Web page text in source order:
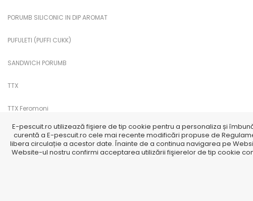
PORUMB SILICONIC IN DIP AROMAT
PUFULETI (PUFFI CUKK)
SANDWICH PORUMB
TTX
TTX Feromoni
E-pescuit.ro utilizează fişiere de tip cookie pentru a personaliza și
curentă a E-pescuit.ro cele mai recente modificări propuse de
libera circulație a acestor date. Înainte de a continua navigarea pe
Website-ul nostru confirmi acceptarea utilizării fişierelor de tip cookie